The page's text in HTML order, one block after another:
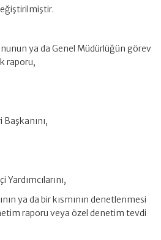
ya da Genel Müdürlüğün görev
raporu,
ya da bir kısmının denetlenmesi
raporu veya özel denetim tevdi